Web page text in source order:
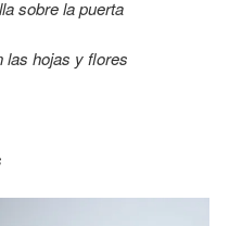
sobre la puerta
hojas y flores